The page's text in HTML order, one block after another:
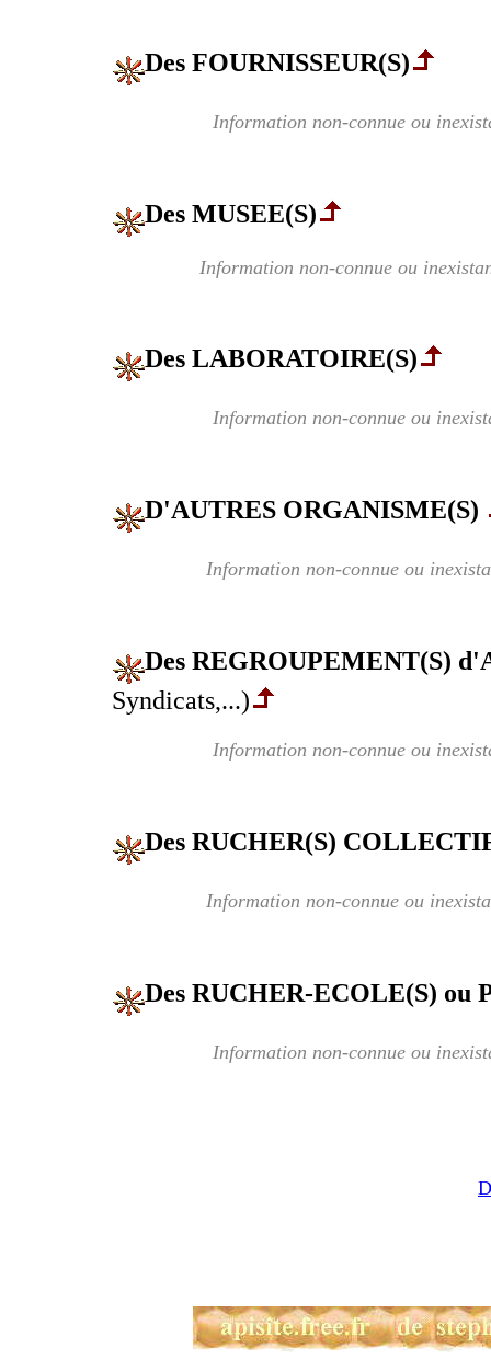
Des FOURNISSEUR(S)
Information non-connue ou
Des MUSEE(S)
Information non-connue ou
Des LABORATOIRE(S)
Information non-connue ou
D'AUTRES ORGANISME(S)
Information non-connue ou
Des REGROUPEMENT(S)
Syndicats,...)
Information non-connue ou
Des RUCHER(S)
Information non-connue ou
Des RUCHER-ECOLE(S) ou
Information non-connue ou